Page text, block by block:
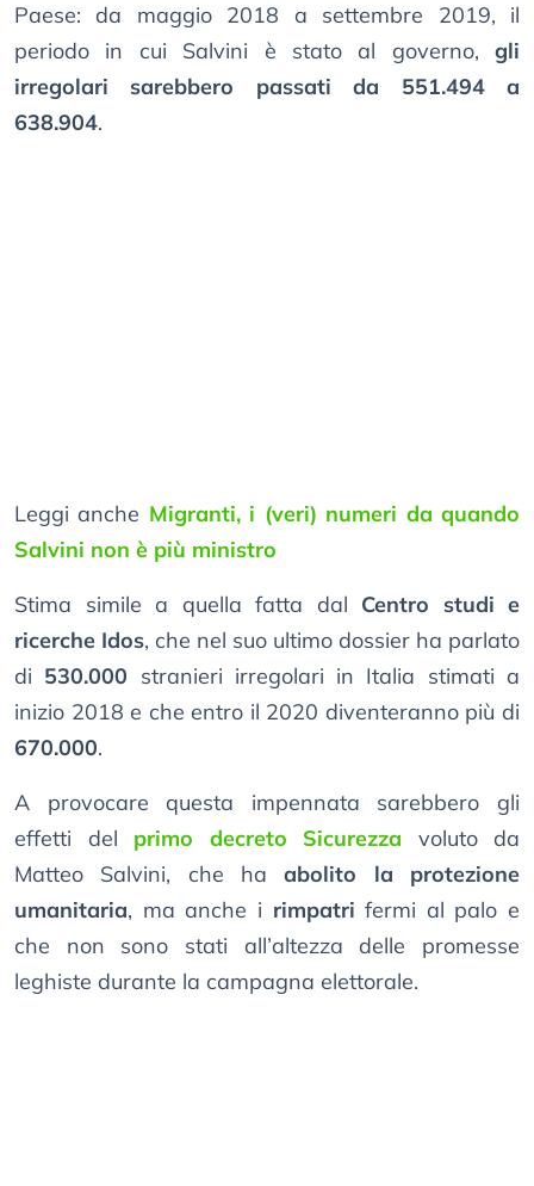
Paese: da maggio 2018 a settembre 2019, il
periodo in cui Salvini è stato al governo, gli
irregolari sarebbero passati da 551.494 a
638.904.
Leggi anche Migranti, i (veri) numeri da quando
Salvini non è più ministro
Stima simile a quella fatta dal Centro studi e
ricerche Idos, che nel suo ultimo dossier ha parlato
di 530.000 stranieri irregolari in Italia stimati a
inizio 2018 e che entro il 2020 diventeranno più di
670.000.
A provocare questa impennata sarebbero gli
effetti del primo decreto Sicurezza voluto da
Matteo Salvini, che haabolito la protezione
umanitaria, ma anche i rimpatri fermi al palo e
che non sono stati all’altezza delle promesse
leghiste durante la campagna elettorale.